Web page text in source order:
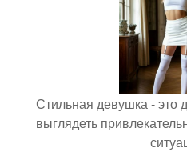
Стильная девушка - это
выглядеть